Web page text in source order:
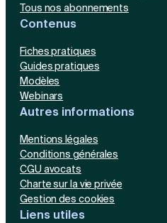
Tous nos abonnements
Contenus
Fiches pratiques
Guides pratiques
Modèles
Webinars
Autres informations
Mentions légales
Conditions générales
CGU avocats
Charte sur la vie privée
Gestion des cookies
Liens utiles